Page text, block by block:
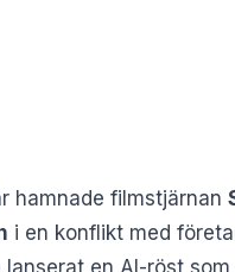
hamnade filmstjärnan
i en konflikt med
en AI-röst som